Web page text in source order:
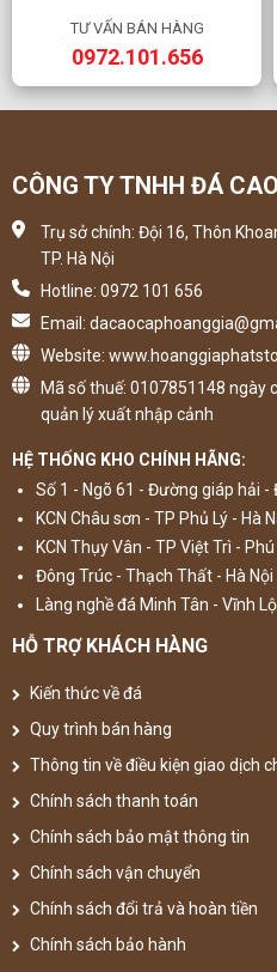
TƯ VẤN BÁN HÀNG
0972.101.656
CÔNG TY TNHH ĐÁ
Trụ sở chính: Đội 16, Thôn
TP. Hà Nội
Hotline: 0972 101 656
Email:
Website:
Mã số thuế: 0107851148 ngày
quản lý xuất nhập cảnh
HỆ THỐNG KHO CHÍNH HÃNG:
Số 1 - Ngõ 61 - Đường giáp hải -
KCN Châu sơn - TP Phủ Lý - Hà
KCN Thụy Vân - TP Việt Trì -
Đông Trúc - Thạch Thất - Hà Nội
Làng nghề đá Minh Tân - Vĩnh
HỖ TRỢ KHÁCH HÀNG
Kiến thức về đá
Quy trình bán hàng
Thông tin về điều kiện giao dịch
Chính sách thanh toán
Chính sách bảo mật thông tin
Chính sách vận chuyển
Chính sách đổi trả và hoàn tiền
Chính sách bảo hành